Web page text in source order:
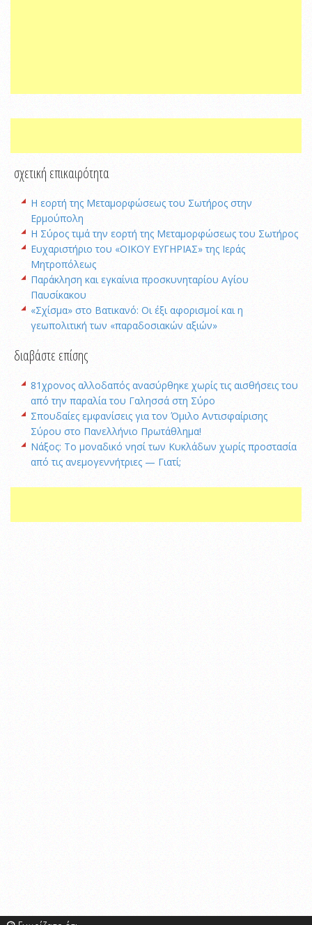
σχετική επικαιρότητα
Η εορτή της Μεταμορφώσεως του Σωτήρος στην
Ερμούπολη
Η Σύρος τιμά την εορτή της Μεταμορφώσεως του Σωτήρος
Ευχαριστήριο του «ΟΙΚΟΥ ΕΥΓΗΡΙΑΣ» της Ιεράς
Μητροπόλεως
Παράκληση και εγκαίνια προσκυνηταρίου Αγίου
Παυσίκακου
«Σχίσμα» στο Βατικανό: Οι έξι αφορισμοί και η
γεωπολιτική των «παραδοσιακών αξιών»
διαβάστε επίσης
81χρονος αλλοδαπός ανασύρθηκε χωρίς τις αισθήσεις του
από την παραλία του Γαλησσά στη Σύρο
Σπουδαίες εμφανίσεις για τον Όμιλο Αντισφαίρισης
Σύρου στο Πανελλήνιο Πρωτάθλημα!
Νάξος: Το μοναδικό νησί των Κυκλάδων χωρίς προστασία
από τις ανεμογεννήτριες — Γιατί;